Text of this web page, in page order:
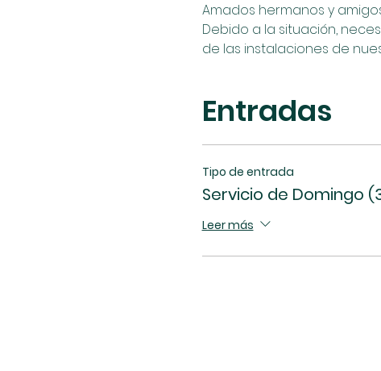
Amados hermanos y
Debido a la situación,
de las instalaciones de
Entradas
Tipo de entrada
Servicio de Domingo
Leer más